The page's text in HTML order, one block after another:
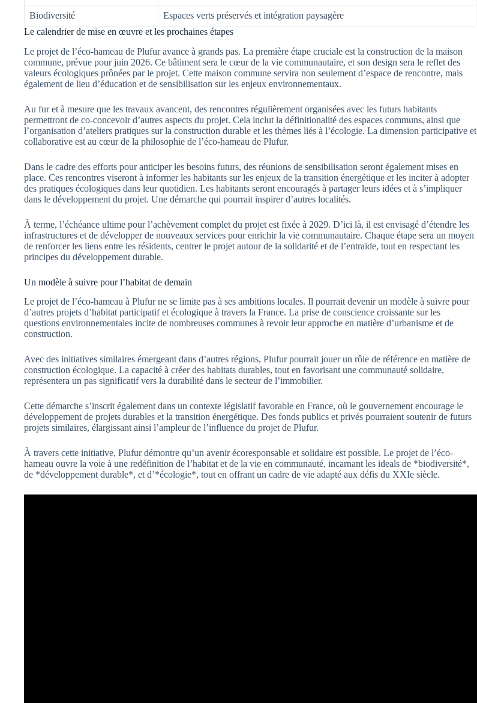
Biodiversité
Espaces verts préservés et intégration paysagère
Le calendrier de mise en œuvre et les prochaines étapes
Le projet de l’éco-hameau de Plufur avance à grands pas. La première étape cruciale est la construction de la maison
commune, prévue pour juin 2026. Ce bâtiment sera le cœur de la vie communautaire, et son design sera le reflet des
valeurs écologiques prônées par le projet. Cette maison commune servira non seulement d’espace de rencontre, mais
également de lieu d’éducation et de sensibilisation sur les enjeux environnementaux.
Au fur et à mesure que les travaux avancent, des rencontres régulièrement organisées avec les futurs habitants
permettront de co-concevoir d’autres aspects du projet. Cela inclut la définitionalité des espaces communs, ainsi que
l’organisation d’ateliers pratiques sur la construction durable et les thèmes liés à l’écologie. La dimension participative et
collaborative est au cœur de la philosophie de l’éco-hameau de Plufur.
Dans le cadre des efforts pour anticiper les besoins futurs, des réunions de sensibilisation seront également mises en
place. Ces rencontres viseront à informer les habitants sur les enjeux de la transition énergétique et les inciter à adopter
des pratiques écologiques dans leur quotidien. Les habitants seront encouragés à partager leurs idées et à s’impliquer
dans le développement du projet. Une démarche qui pourrait inspirer d’autres localités.
À terme, l’échéance ultime pour l’achèvement complet du projet est fixée à 2029. D’ici là, il est envisagé d’étendre les
infrastructures et de développer de nouveaux services pour enrichir la vie communautaire. Chaque étape sera un moyen
de renforcer les liens entre les résidents, centrer le projet autour de la solidarité et de l’entraide, tout en respectant les
principes du développement durable.
Un modèle à suivre pour l’habitat de demain
Le projet de l’éco-hameau à Plufur ne se limite pas à ses ambitions locales. Il pourrait devenir un modèle à suivre pour
d’autres projets d’habitat participatif et écologique à travers la France. La prise de conscience croissante sur les
questions environnementales incite de nombreuses communes à revoir leur approche en matière d’urbanisme et de
construction.
Avec des initiatives similaires émergeant dans d’autres régions, Plufur pourrait jouer un rôle de référence en matière de
construction écologique. La capacité à créer des habitats durables, tout en favorisant une communauté solidaire,
représentera un pas significatif vers la durabilité dans le secteur de l’immobilier.
Cette démarche s’inscrit également dans un contexte législatif favorable en France, où le gouvernement encourage le
développement de projets durables et la transition énergétique. Des fonds publics et privés pourraient soutenir de futurs
projets similaires, élargissant ainsi l’ampleur de l’influence du projet de Plufur.
À travers cette initiative, Plufur démontre qu’un avenir écoresponsable et solidaire est possible. Le projet de l’éco-
hameau ouvre la voie à une redéfinition de l’habitat et de la vie en communauté, incarnant les ideals de *biodiversité*,
de *développement durable*, et d’*écologie*, tout en offrant un cadre de vie adapté aux défis du XXIe siècle.